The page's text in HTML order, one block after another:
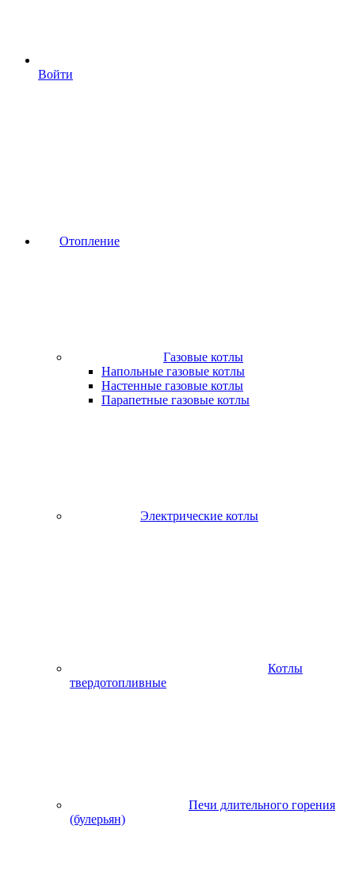
Войти
Отопление
Газовые котлы
Напольные газовые котлы
Настенные газовые котлы
Парапетные газовые котлы
Электрические котлы
Котлы
твердотопливные
Печи длительного горения
(булерьян)